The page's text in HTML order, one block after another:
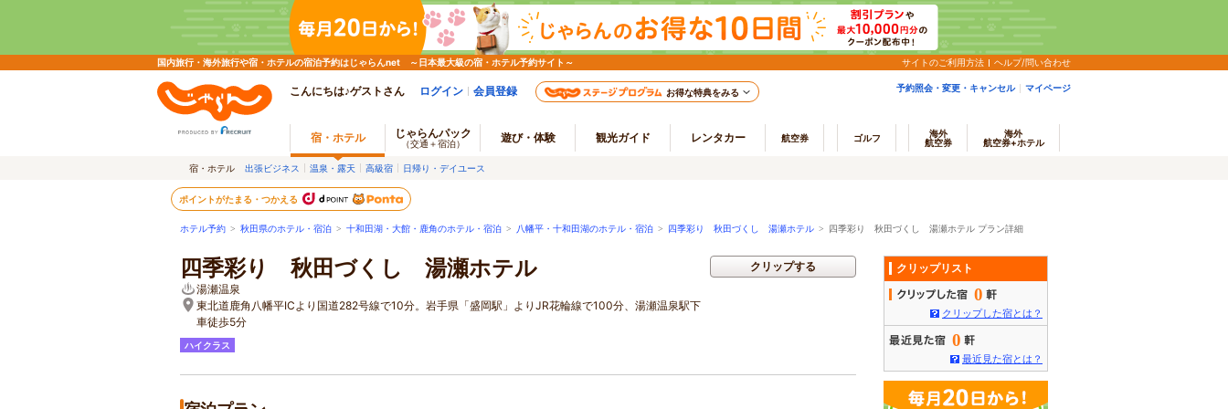
国内旅行・海外旅行や宿・ホテルの宿泊予約はじゃらんnet ～日本最大級の宿・ホテル予約サイト～ サイトのご利用方法 ヘルプ/問い合わせ
こんにちは♪ゲストさん ログイン 会員登録 お得な特典をみる 予約照会・変更・キャンセル マイページ
宿・ホテル じゃらんパック
（交通＋宿泊） 遊び・体験 観光ガイド レンタカー 航空券 ゴルフ
海外
航空券
海外
航空券+ホテル
宿・ホテル 出張ビジネス 温泉・露天 高級宿 日帰り・デイユース
ポイントがたまる・つかえる
ホテル予約 > 秋田県のホテル・宿泊 > 十和田湖・大館・鹿角のホテル・宿泊 > 八幡平・十和田湖のホテル・宿泊 > 四季彩り 秋田づくし 湯瀬ホテル > 四季彩り 秋田づくし 湯瀬ホテル プラン詳細
四季彩り 秋田づくし 湯瀬ホテル
湯瀬温泉
東北道鹿角八幡平ICより国道282号線で10分。岩手県「盛岡駅」よりJR花輪線で100分、湯瀬温泉駅下
車徒歩5分
ハイクラス
クリップする クリップリスト
0
クリップした宿とは？
0
最近見た宿とは？